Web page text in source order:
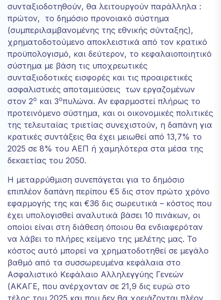
συνταξιοδοτηθούν, θα λειτουργούν παράλληλα :
πρώτον, το δημόσιο προνοιακό σύστημα
(συμπεριλαμβανομένης της εθνικής σύνταξης),
χρηματοδοτούμενο αποκλειστικά από τον κρατικό
προϋπολογισμό, και δεύτερον, το κεφαλαιοποιητικό
σύστημα με βάση τις υποχρεωτικές
συνταξιοδοτικές εισφορές και τις προαιρετικές
ασφαλιστικές αποταμιεύσεις των εργαζομένων
στον 2ο και 3οπυλώνα. Αν εφαρμοστεί πλήρως το
προτεινόμενο σύστημα, και οι οικονομικές πολιτικές
της τελευταίας τριετίας συνεχιστούν, η δαπάνη για
κρατικές συντάξεις θα έχει μειωθεί από 13,7% το
2025 σε 8% του ΑΕΠ ή χαμηλότερα στα μέσα της
δεκαετίας του 2050.
Η μεταρρύθμιση συνεπάγεται για το δημόσιο
επιπλέον δαπάνη περίπου €5 δις στον πρώτο χρόνο
εφαρμογής της και €36 δις σωρευτικά – κόστος που
έχει υπολογισθεί αναλυτικά βάσει 10 πινάκων, οι
οποίοι είναι στη διάθεση όποιου θα ενδιαφερόταν
να λάβει το πλήρες κείμενο της μελέτης μας. Το
κόστος αυτό μπορεί να χρηματοδοτηθεί σε μεγάλο
βαθμό από τα συσσωρευμένα κεφάλαια στο
Ασφαλιστικό Κεφάλαιο Αλληλεγγύης Γενεών
(ΑΚΑΓΕ, που ανέρχονταν σε 21,9 δις ευρώ στο
τέλος του 2025 και που δεν θα χρειάζονται πλέον